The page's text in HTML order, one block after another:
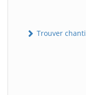
Trouver